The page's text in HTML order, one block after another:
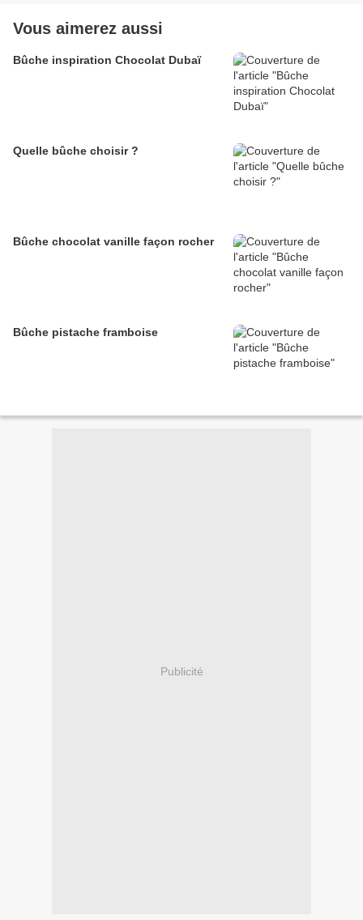
Vous aimerez aussi
Bûche inspiration Chocolat Dubaï
Quelle bûche choisir ?
Bûche chocolat vanille façon rocher
Bûche pistache framboise
Publicité